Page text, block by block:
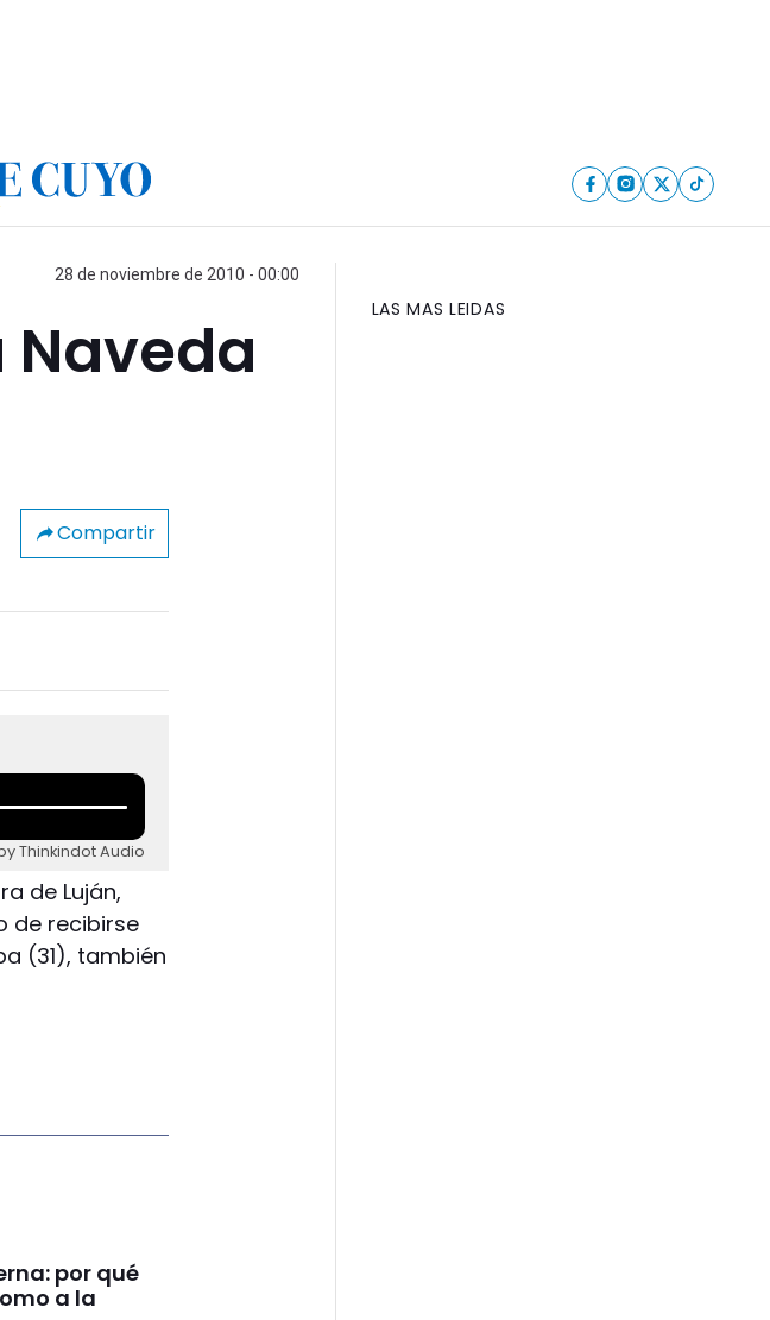
28 de noviembre de 2010 - 00:00
Compartir
Thinkindot Audio
de Luján,
de recibirse
(31), también
por qué
a la
LAS MAS LEIDAS